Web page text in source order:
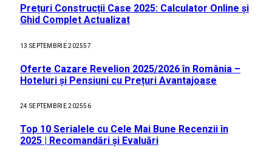
Prețuri Construcții Case 2025: Calculator Online și
Ghid Complet Actualizat
13 SEPTEMBRIE 202557
Oferte Cazare Revelion 2025/2026 în România –
Hoteluri și Pensiuni cu Prețuri Avantajoase
24 SEPTEMBRIE 202556
Top 10 Serialele cu Cele Mai Bune Recenzii în
2025 | Recomandări și Evaluări